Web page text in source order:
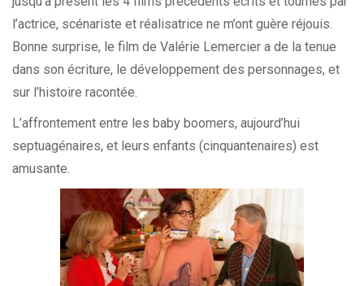
l’actrice, scénariste et réalisatrice ne m’ont guère réjouis.
Bonne surprise, le film de Valérie Lemercier a de la tenue
dans son écriture, le développement des personnages, et
sur l’histoire racontée.
L’affrontement entre les baby boomers, aujourd’hui
septuagénaires, et leurs enfants (cinquantenaires) est
amusante.